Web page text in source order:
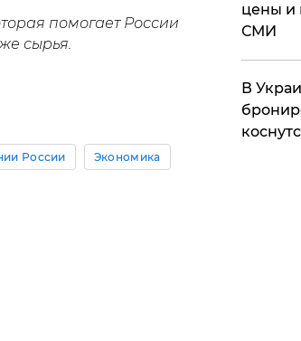
помогает России
сырья.
России Экономика
цены и
СМИ
В